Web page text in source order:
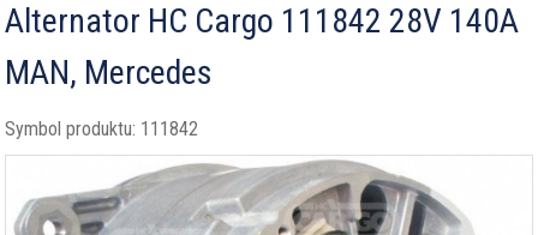
Alternator HC Cargo 111842 28V 140A
MAN, Mercedes
Symbol produktu: 111842